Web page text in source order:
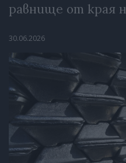
равнище от края
30.06.2026